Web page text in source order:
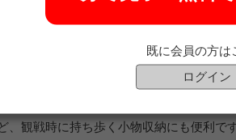
ケースシリーズです。
ッグ内整理にも活躍します。
観戦時に持ち歩く小物収納にも便利です
既に会員の方は
ログイン